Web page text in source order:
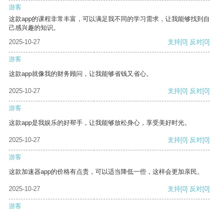
游客
这款app的课程非常丰富，可以满足我不同的学习需求，让我能够找到自
己感兴趣的知识。
2025-10-27
支持[0] 反对[0]
游客
这款app就像我的财务顾问，让我能够省钱又省心。
2025-10-27 支持[0] 反对[0]
游客
这款app是我娱乐的好帮手，让我能够放松身心，享受美好时光。
2025-10-27 支持[0] 反对[0]
游客
这款加速器app的价格有点贵，可以适当降低一些，这样会更加亲民。
2025-10-27 支持[0] 反对[0]
游客